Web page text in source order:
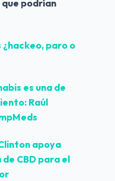
podrían
¿hackeo, paro o
es una de
Raúl
apoya
CBD para el